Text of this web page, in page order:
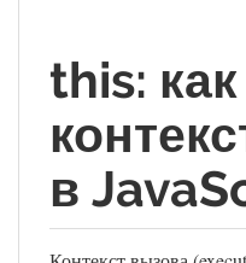
this:
в